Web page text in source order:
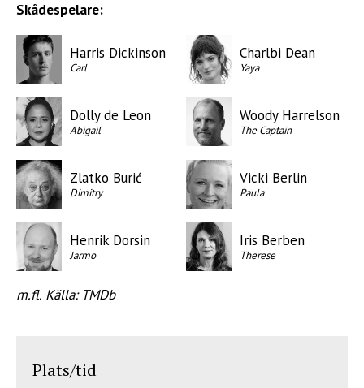
Skådespelare:
Harris Dickinson
Carl
Charlbi Dean
Yaya
Dolly de Leon
Abigail
Woody Harrelson
The Captain
Zlatko Burić
Dimitry
Vicki Berlin
Paula
Henrik Dorsin
Jarmo
Iris Berben
Therese
m.fl. Källa: TMDb
Plats/tid